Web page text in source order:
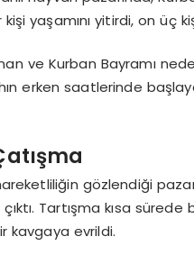
yaşamını yitirdi, on üç
ve Kurban Bayramı
erken saatlerinde
hareketliliğin gözlendiği
Tartışma kısa
kavgaya evrildi.